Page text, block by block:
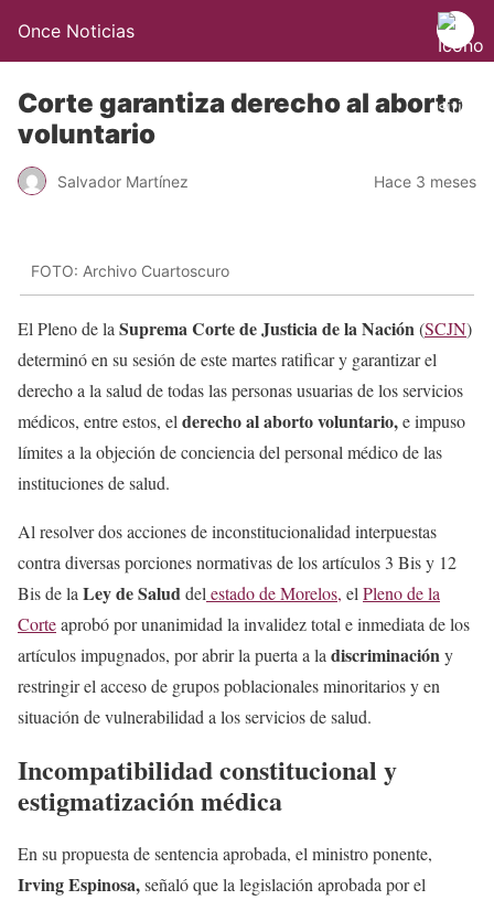
Once Noticias
Corte garantiza derecho al aborto
voluntario
Salvador Martínez Hace 3 meses
FOTO: Archivo Cuartoscuro
El Pleno de la Suprema Corte de Justicia de la Nación(SCJN)
determinó en su sesión de este martes ratificar y garantizar el
derecho a la salud de todas las personas usuarias de los servicios
médicos, entre estos, el derecho al aborto voluntario,e impuso
límites a la objeción de conciencia del personal médico de las
instituciones de salud.
Al resolver dos acciones de inconstitucionalidad interpuestas
contra diversas porciones normativas de los artículos 3 Bis y 12
Bis de la Ley de Saluddel estado de Morelos, el Pleno de la
Corteaprobó por unanimidad la invalidez total e inmediata de los
artículos impugnados, por abrir la puerta a la discriminacióny
restringir el acceso de grupos poblacionales minoritarios y en
situación de vulnerabilidad a los servicios de salud.
Incompatibilidad constitucional y
estigmatización médica
En su propuesta de sentencia aprobada, el ministro ponente,
Irving Espinosa,señaló que la legislación aprobada por el